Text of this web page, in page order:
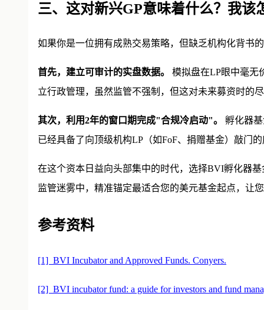
三、这对新兴GP意味着什么？我该
如果你是一位拥有成熟交易策略，但缺乏机构化背书
首先，建立可审计的实盘数据。
模拟盘在LP眼中毫无
立行政管理，虽然监管不强制，但这对未来募资时的
其次，利用2年的窗口期完成"合规冷启动"。 孵化器
已经具备了向顶级机构LP（如FoF、捐赠基金）敲门
在这个资本日益向头部集中的时代，选择BVI孵化器
监管迷雾中，精准锚定最适合您的美元基金起点，让
参考资料
[1] BVI Incubator and Approved Funds. Conyers.
[2] BVI incubator fund: a guide for investors and fund